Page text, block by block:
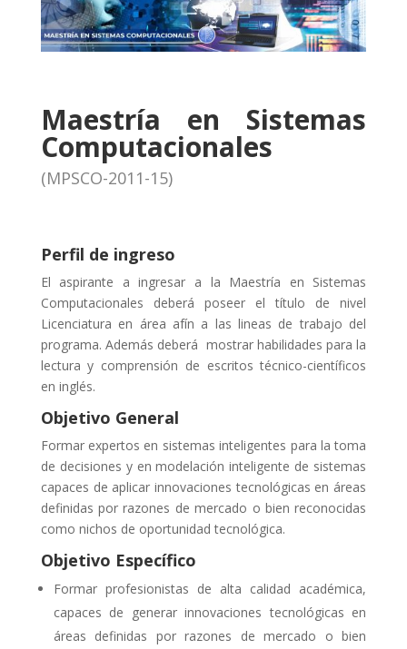
Maestría en Sistemas
Computacionales
(MPSCO-2011-15)
Perfil de ingreso
El aspirante a ingresar a la Maestría en Sistemas
Computacionales deberá poseer el título de nivel
Licenciatura en área afín a las lineas de trabajo del
programa. Además deberá mostrar habilidades para la
lectura y comprensión de escritos técnico-científicos
en inglés.
Objetivo General
Formar expertos en sistemas inteligentes para la toma
de decisiones y en modelación inteligente de sistemas
capaces de aplicar innovaciones tecnológicas en áreas
definidas por razones de mercado o bien reconocidas
como nichos de oportunidad tecnológica.
Objetivo Específico
Formar profesionistas de alta calidad académica,
capaces de generar innovaciones tecnológicas en
áreas definidas por razones de mercado o bien